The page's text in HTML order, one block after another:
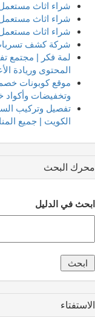
شراء اثاث
شراء اثاث
شراء اثاث
شركة كشف تسربات
لمة فكر | مجتمع
المحتوى وريادة
موقع كوبونات
وتخفيضات وأكواد
تفصيل وتركيب
الكويت | جميع
محرك البحث
ابحث في الدليل
الاستفتاء